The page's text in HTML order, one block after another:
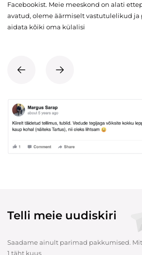
Facebookist. Meie meeskond on alati
avatud, oleme äärmiselt vastutulelikud ja
aidata kõiki oma külalisi
Telli meie uudiskiri
Saadame ainult parimad pakkumised.
1 täht kuus